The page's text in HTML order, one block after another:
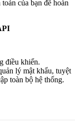
của bạn để hoàn
điều khiển.
lý mật khẩu, tuyệt
toàn bộ hệ thống.